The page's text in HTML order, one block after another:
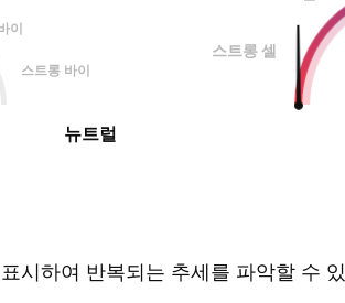
이
스트롱 바이
뉴트럴
스트롱 셀
시하여 반복되는 추세를 파악할 수 있